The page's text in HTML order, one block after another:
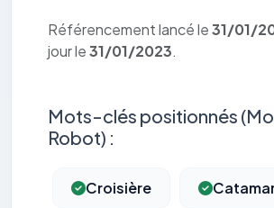
Référencement lancé le31/01/
jour le31/01/2023.
Mots-clés positionnés
Robot) :
Croisière